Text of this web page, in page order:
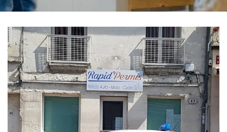
En cochant cette case, vous consentez à recevoir nos propositions commerciales
Inscription